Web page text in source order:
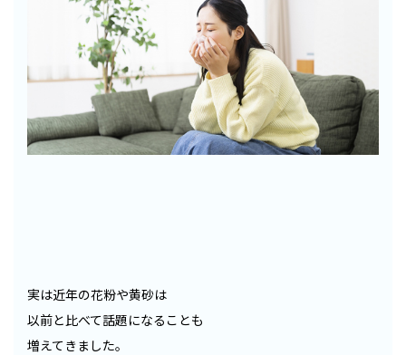
実は近年の花粉や黄砂は
以前と比べて話題になることも
増えてきました。